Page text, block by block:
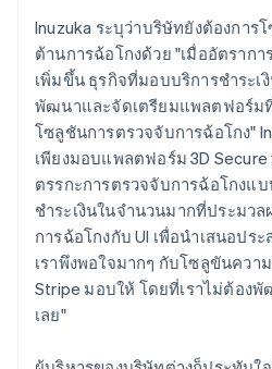
Inuzuka ระบุว่าบริษัทยังต้องกา
ต้านการฉ้อโกงด้วย "เมื่ออัตราก
เพิ่มขึ้น ธุรกิจที่มอบบริการชำระ
พัฒนาและจัดเตรียมแพลตฟอร์ม
โซลูชันการตรวจจับการฉ้อโกง"
เพียงมอบแพลตฟอร์ม 3D
ตรรกะการตรวจจับการฉ้อโกงแ
ชำระเงินในจำนวนมากที่ประมว
การฉ้อโกงกับ UI เพื่อนำเสนอป
เราพึงพอใจมากๆ กับโซลูขันคว
Stripe มอบให้ โดยที่เราไม่ต้อง
เลย"